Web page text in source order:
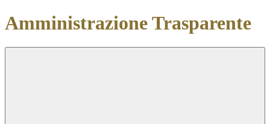
Amministrazione Trasparente